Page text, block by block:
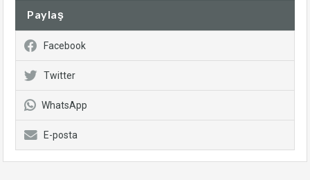
Paylaş
Facebook
Twitter
WhatsApp
E-posta